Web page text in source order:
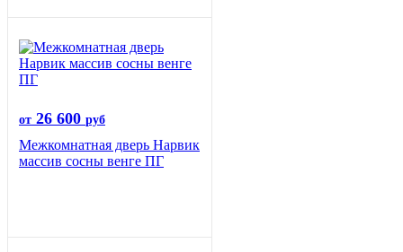
от 26 600 руб
Межкомнатная дверь Нарвик
массив сосны венге ПГ